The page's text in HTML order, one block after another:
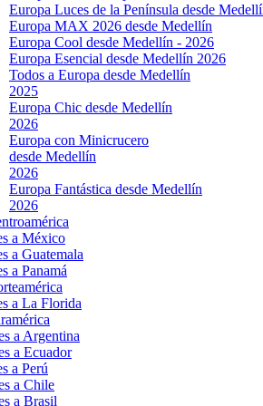
Europa Luces de la Península desde
Europa MAX 2026 desde Medellín
Europa Cool desde Medellín - 2026
Europa Esencial desde Medellín 2026
Todos a Europa desde Medellín
2025
Europa Chic desde Medellín
2026
Europa con Minicrucero
desde Medellín
2026
Europa Fantástica desde Medellín
2026
a México
a Guatemala
a Panamá
a La Florida
a Argentina
a Ecuador
a Perú
a Chile
a Brasil